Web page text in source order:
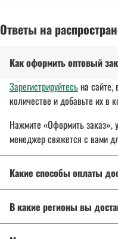
Ответы на
Как оформить оптовый
Зарегистрируйтесьна
количестве и добавьте их в
Нажмите «Оформить заказ»,
менеджер свяжется с вами
Какие способы оплаты
расчетный счет
Для государственных
В какие регионы вы